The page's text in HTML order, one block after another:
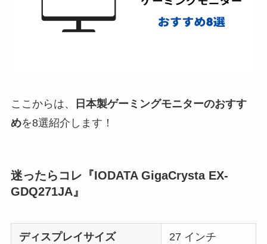
ここからは、
日本製ゲーミングモニターのおすす
めを8選紹介します！
迷ったらコレ『IODATA GigaCrysta EX-
GDQ271JA』
ディスプレイサイズ 27 インチ